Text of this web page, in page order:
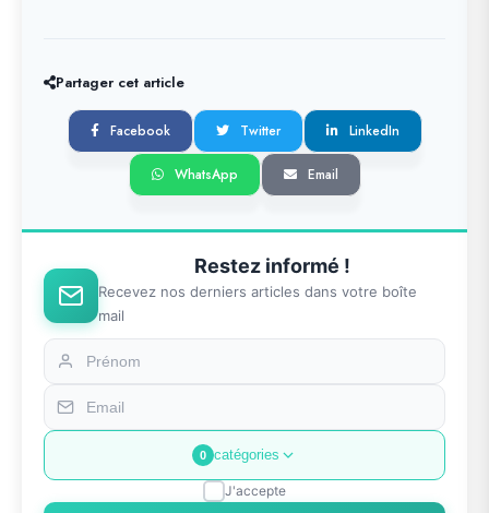
Partager cet article
Facebook Twitter LinkedIn
WhatsApp Email
Restez informé !
Recevez nos derniers articles dans votre boîte
mail
0 catégories
J'accepte